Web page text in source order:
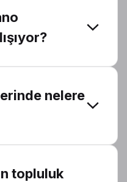
nelere
topluluk